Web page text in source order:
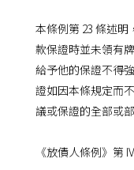
本條例第 23 條述
款保證時並未領有
給予他的保證不得
證如因本條規定而
議或保證的全部或
《放債人條例》第